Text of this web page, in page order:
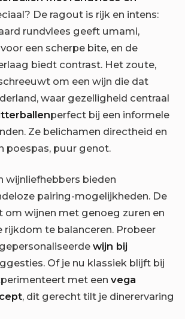
De ragout is rijk en intens:
rundvlees geeft umami,
een scherpe bite, en de
biedt contrast. Het zoute,
om een wijn die dat
waar gezelligheid centraal
perfect bij een informele
Ze belichamen directheid en
poespas, puur genot.
wijnliefhebbers bieden
pairing-mogelijkheden. De
om wijnen met genoeg zuren en
rijkdom te balanceren. Probeer
wijn bij
Of je nu klassiek blijft bij
met een vega
, dit gerecht tilt je dinerervaring